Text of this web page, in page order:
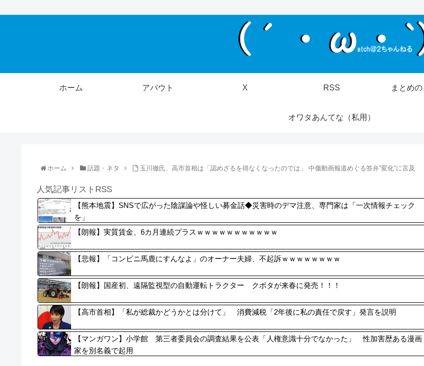
ホーム アバウト X RSS まとめ
オワタあんてな（私用）
ホーム 話題・ネタ 玉川徹氏、高市首相は「認めざるを得なくなったのでは」 中傷動画報道めぐる答弁“変化”に言及
人気記事リストRSS
【熊本地震】SNSで広がった陰謀論や怪しい募金話◆災害時のデマ注意、専門家は「一次情報チェック
を」
【朗報】実質賃金、6カ月連続プラスｗｗｗｗｗｗｗｗｗｗｗ
【悲報】「コンビニ馬鹿にすんなよ」のオーナー夫婦、不起訴ｗｗｗｗｗｗｗｗ
【朗報】国産初、遠隔監視型の自動運転トラクター クボタが来春に発売！！！
【高市首相】「私が総裁かどうかとは分けて」 消費減税「2年後に私の責任で戻す」発言を説明
【マンガワン】小学館 第三者委員会の調査結果を公表「人権意識十分でなかった」 性加害歴ある漫画
家を別名義で起用